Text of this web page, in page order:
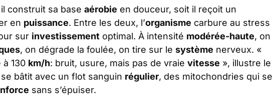
construit sa base aérobie en douceur, soit il reçoit un
en puissance. Entre les deux, l’organisme carbure au stress
sur investissement optimal. À intensité modérée-haute, on
, on dégrade la foulée, on tire sur le système nerveux. «
130 km/h: bruit, usure, mais pas de vraie vitesse », illustre le
se bâtit avec un flot sanguin régulier, des mitochondries qui se
sans s’épuiser.